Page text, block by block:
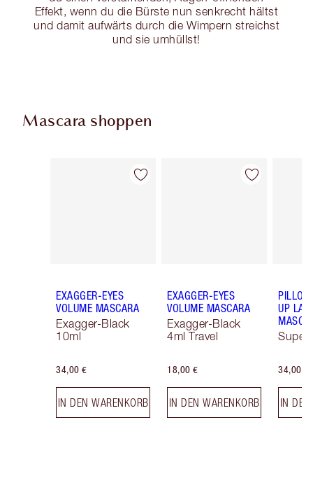
Effekt, wenn du die Bürste nun senkrecht hältst
und damit aufwärts durch die Wimpern streichst
und sie umhüllst!
Mascara shoppen
Artikel 1 von 13
EXAGGER-EYES
VOLUME MASCARA
Exagger-Black
10ml
34,00 €
IN DEN WARENKORB
Artikel 2 von 13
EXAGGER-EYES
VOLUME MASCARA
Exagger-Black
4ml Travel
18,00 €
IN DEN WARENKORB
UP
Super
34,00 €
IN